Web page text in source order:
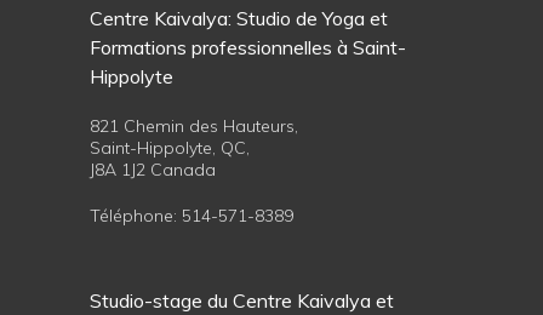
Centre Kaivalya: Studio de Yoga et
Formations professionnelles à Saint-
Hippolyte
821 Chemin des Hauteurs,
Saint-Hippolyte, QC,
J8A 1J2 Canada
Téléphone: 514-571-8389
Studio-stage du Centre Kaivalya et